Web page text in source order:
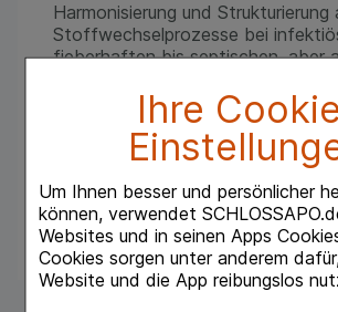
Ihre
Um Ihnen besser und persönlicher
können, verwendet
Websites und in seinen Apps
Cookies sorgen unter anderem
Website und die App reibungslos
Harmonisierung und
Stoffwechselprozesse bei
fieberhaften bis septischen, aber
Erkrankungen, z.B. des Urogenital-
Kopf-Hals-Bereich, der Haut.
Warnhinweis: Dieses Arzneimittel
Sucrose.